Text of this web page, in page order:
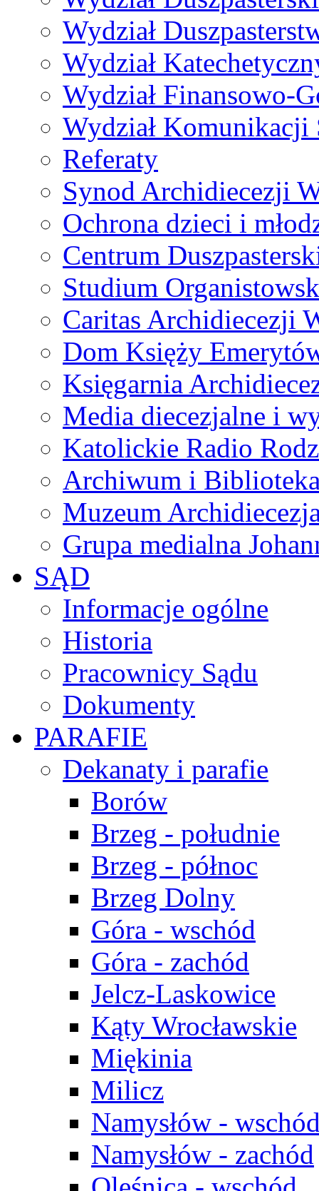
Wydział
Wydział
Wydział Finansowo-
Wydział Komunikacji
Referaty
Synod Archidiecezji
Ochrona dzieci i
Centrum
Studium
Caritas Archidiecezji
Dom Księży
Księgarnia
Media diecezjalne i
Katolickie Radio
Archiwum i
Muzeum
Grupa medialna
SĄD
Informacje ogólne
Historia
Pracownicy Sądu
Dokumenty
PARAFIE
Dekanaty i parafie
Borów
Brzeg - południe
Brzeg - północ
Brzeg Dolny
Góra - wschód
Góra - zachód
Jelcz-Laskowice
Kąty Wrocławskie
Miękinia
Milicz
Namysłów -
Namysłów - zachód